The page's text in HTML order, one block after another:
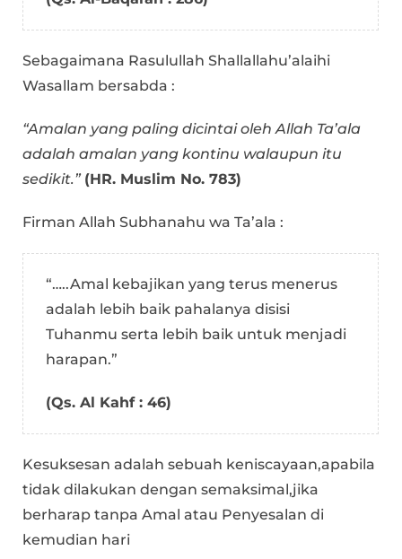
Sebagaimana Rasulullah Shallallahu’alaihi
Wasallam bersabda :
“Amalan yang paling dicintai oleh Allah Ta’ala
adalah amalan yang kontinu walaupun itu
sedikit.” (HR. Muslim No. 783)
Firman Allah Subhanahu wa Ta’ala :
“…..Amal kebajikan yang terus menerus
adalah lebih baik pahalanya disisi
Tuhanmu serta lebih baik untuk menjadi
harapan.”
(Qs. Al Kahf : 46)
Kesuksesan adalah sebuah keniscayaan,apabila
tidak dilakukan dengan semaksimal,jika
berharap tanpa Amal atau Penyesalan di
kemudian hari